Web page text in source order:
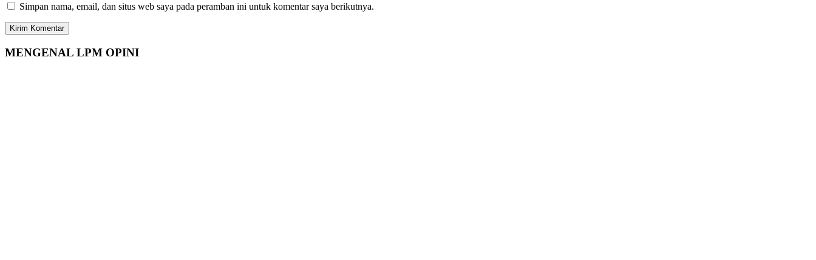
Simpan nama, email, dan situs web saya pada peramban ini untuk komentar saya berikutnya.
MENGENAL LPM OPINI